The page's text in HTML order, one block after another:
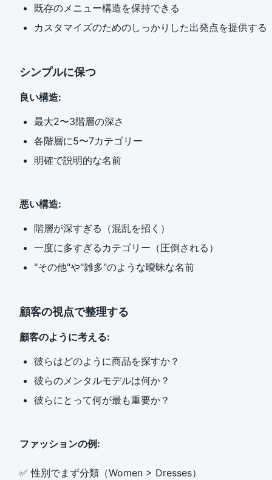
既存のメニュー構造を保持できる
カスタマイズのためのしっかりした出発点を提供する
シンプルに保つ
良い構造:
最大2〜3階層の深さ
各階層に5〜7カテゴリー
明確で説明的な名前
悪い構造:
階層が深すぎる（混乱を招く）
一度に多すぎるカテゴリー（圧倒される）
"その他"や"雑多"のような曖昧な名前
顧客の視点で整理する
顧客のように考える:
彼らはどのように商品を探すか？
彼らのメンタルモデルは何か？
彼らにとって何が最も重要か？
ファッションの例:
✅ 性別でまず分類（Women > Dresses）